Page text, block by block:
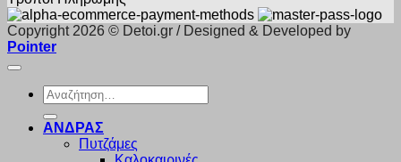
Copyright 2026 © Detoi.gr / Designed & Developed by
Pointer
Αναζήτηση
για:
ΑΝΔΡΑΣ
Πυτζάμες